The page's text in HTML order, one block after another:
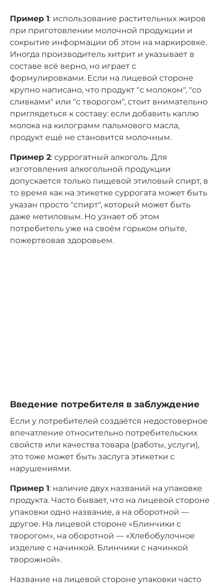
Пример 1: использование растительных жиров
при приготовлении молочной продукции и
сокрытие информации об этом на маркировке.
Иногда производитель хитрит и указывает в
составе всё верно, но играет с
формулировками. Если на лицевой стороне
крупно написано, что продукт "с молоком", "со
сливками" или "с творогом", стоит внимательно
приглядеться к составу: если добавить каплю
молока на килограмм пальмового масла,
продукт ещё не становится молочным.
Пример 2: суррогатный алкоголь. Для
изготовления алкогольной продукции
допускается только пищевой этиловый спирт, в
то время как на этикетке суррогата может быть
указан просто "спирт", который может быть
даже метиловым. Но узнает об этом
потребитель уже на своём горьком опыте,
пожертвовав здоровьем.
Введение потребителя в заблуждение
Если у потребителей создаётся недостоверное
впечатление относительно потребительских
свойств или качества товара (работы, услуги),
это тоже может быть заслуга этикетки с
нарушениями.
Пример 1: наличие двух названий на упаковке
продукта. Часто бывает, что на лицевой стороне
упаковки одно название, а на оборотной —
другое. На лицевой стороне «Блинчики с
творогом», на оборотной — «Хлебобулочное
изделие с начинкой. Блинчики с начинкой
творожной».
Название на лицевой стороне упаковки часто